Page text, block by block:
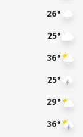
26°
25°
36°
25°
29°
36°